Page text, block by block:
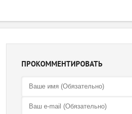
ПРОКОММЕНТИРОВАТЬ